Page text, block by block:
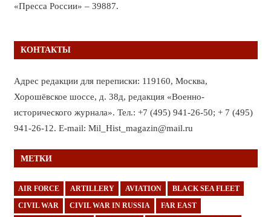
«Пресса России» – 39887.
КОНТАКТЫ
Адрес редакции для переписки: 119160, Москва,
Хорошёвское шоссе, д. 38д, редакция «Военно-
исторического журнала». Тел.: +7 (495) 941-26-50; + 7 (495)
941-26-12. E-mail: Mil_Hist_magazin@mail.ru
МЕТКИ
AIR FORCE ARTILLERY AVIATION BLACK SEA FLEET
CIVIL WAR CIVIL WAR IN RUSSIA FAR EAST